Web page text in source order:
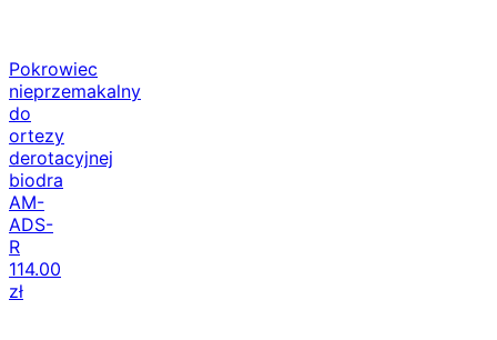
Pokrowiec
nieprzemakalny
do
ortezy
derotacyjnej
biodra
AM-
ADS-
R
114.00
zł